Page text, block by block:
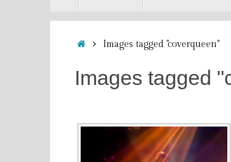
Accueil
Images tagged "coverqueen"
Images tagged